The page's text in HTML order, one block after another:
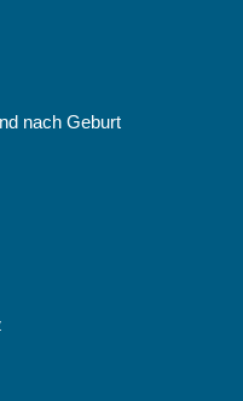
nach Geburt